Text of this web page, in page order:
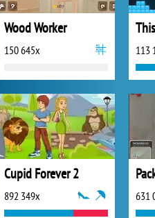
Wood Worker
150 645x 113
Cupid Forever 2
892 349x 631